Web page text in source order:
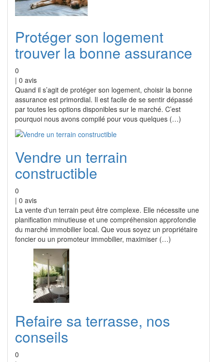
Protéger son logement
trouver la bonne assurance
0
| 0 avis
Quand il s’agit de protéger son logement, choisir la bonne
assurance est primordial. Il est facile de se sentir dépassé
par toutes les options disponibles sur le marché. C’est
pourquoi nous avons compilé pour vous quelques (…)
Vendre un terrain
constructible
0
| 0 avis
La vente d'un terrain peut être complexe. Elle nécessite une
planification minutieuse et une compréhension approfondie
du marché immobilier local. Que vous soyez un propriétaire
foncier ou un promoteur immobilier, maximiser (…)
Refaire sa terrasse, nos
conseils
0